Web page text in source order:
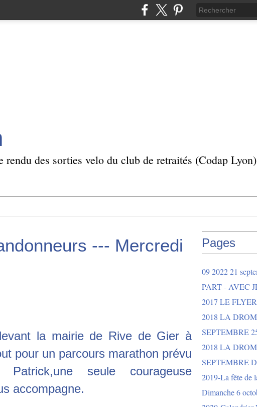
rendu des sorties velo du club de retraités (Codap Lyon)
--- Mercredi
la mairie de Rive de Gier à
pour un parcours marathon prévu
seule courageuse
accompagne.
Pages
09 2022 21
PART - AVEC
2017 LE FLYER
2018 LA
SEPTEMBRE
2018 LA
SEPTEMBRE
2019-La fête de
Dimanche 6